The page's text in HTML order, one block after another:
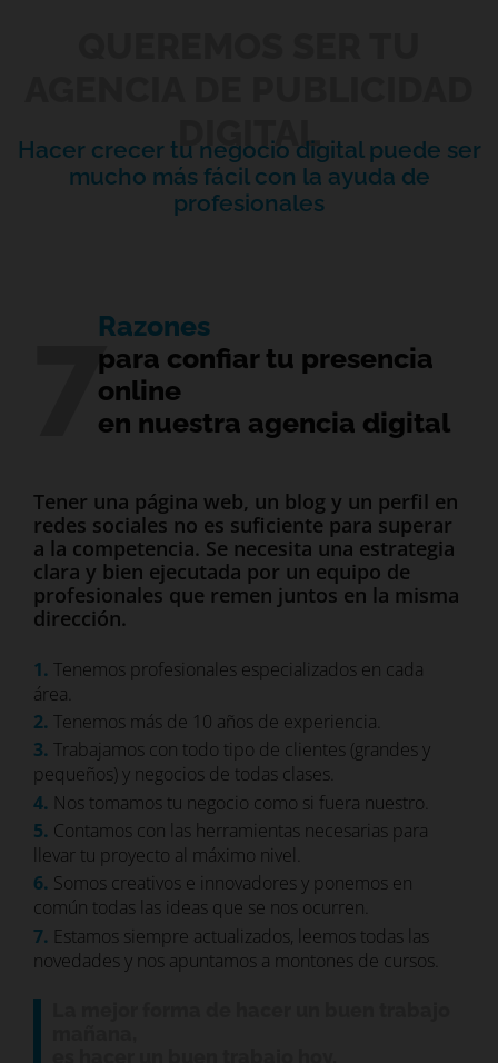
DIGITAL
Hacer crecer tu negocio digital puede ser
mucho más fácil con la ayuda de
profesionales
7
Razones
para confiar tu presencia
online
en nuestra agencia digital
Tener una página web, un blog y un perfil en
redes sociales no es suficiente para superar
a la competencia. Se necesita una estrategia
clara y bien ejecutada por un equipo de
profesionales que remen juntos en la misma
dirección.
1. Tenemos profesionales especializados en cada
área.
2. Tenemos más de 10 años de experiencia.
3. Trabajamos con todo tipo de clientes (grandes y
pequeños) y negocios de todas clases.
4. Nos tomamos tu negocio como si fuera nuestro.
5. Contamos con las herramientas necesarias para
llevar tu proyecto al máximo nivel.
6. Somos creativos e innovadores y ponemos en
común todas las ideas que se nos ocurren.
7. Estamos siempre actualizados, leemos todas las
novedades y nos apuntamos a montones de cursos.